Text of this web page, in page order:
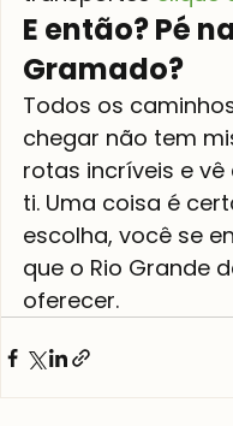
E então? Pé
Gramado?
Todos os
chegar não tem
rotas incríveis e
ti. Uma coisa é
escolha, você se
que o Rio Grande
oferecer.